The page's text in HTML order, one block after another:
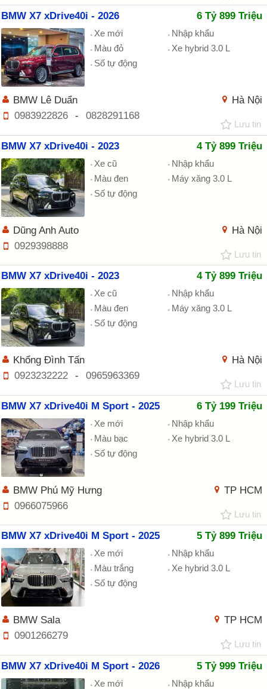
BMW X7 xDrive40i - 2026 6 Tỷ 899 Triệu
Xe mới
Nhập khẩu
Màu đỏ
Xe hybrid 3.0 L
Số tự động
Hà Nội
BMW Lê Duẩn
0983922826
- 0828291168
Lưu tin
BMW X7 xDrive40i - 2023 4 Tỷ 899 Triệu
Xe cũ
Nhập khẩu
Màu đen
Máy xăng 3.0 L
Số tự động
Hà Nội
Dũng Anh Auto
0929398888
Lưu tin
BMW X7 xDrive40i - 2023 4 Tỷ 899 Triệu
Xe cũ
Nhập khẩu
Màu đen
Máy xăng 3.0 L
Số tự động
Hà Nội
Khổng Đình Tấn
0923232222
- 0965963369
Lưu tin
BMW X7 xDrive40i M Sport - 2025 6 Tỷ 199 Triệu
Xe mới
Nhập khẩu
Màu bạc
Xe hybrid 3.0 L
Số tự động
TP HCM
BMW Phú Mỹ Hưng
0966075966
Lưu tin
BMW X7 xDrive40i M Sport - 2025 5 Tỷ 899 Triệu
Xe mới
Nhập khẩu
Màu trắng
Xe hybrid 3.0 L
Số tự động
TP HCM
BMW Sala
0901266279
Lưu tin
BMW X7 xDrive40i M Sport - 2026 5 Tỷ 999 Triệu
Xe mới
Nhập khẩu